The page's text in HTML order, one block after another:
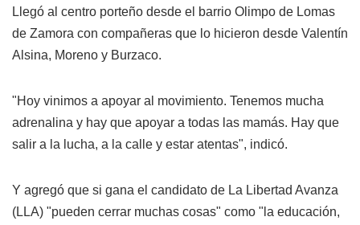
Llegó al centro porteño desde el barrio Olimpo de Lomas
de Zamora con compañeras que lo hicieron desde Valentín
Alsina, Moreno y Burzaco.
"Hoy vinimos a apoyar al movimiento. Tenemos mucha
adrenalina y hay que apoyar a todas las mamás. Hay que
salir a la lucha, a la calle y estar atentas", indicó.
Y agregó que si gana el candidato de La Libertad Avanza
(LLA) "pueden cerrar muchas cosas" como "la educación,